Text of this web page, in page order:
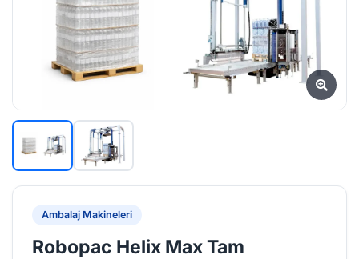
Ambalaj Makineleri
Robopac Helix Max Tam